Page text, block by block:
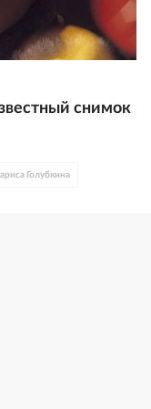
снимок
Голубкина